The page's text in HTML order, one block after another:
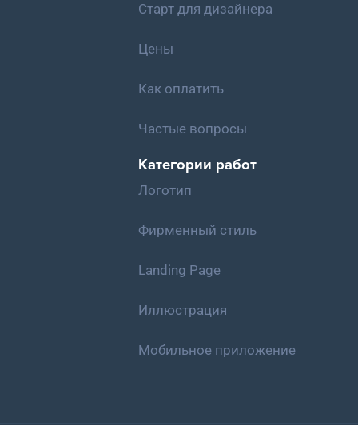
Старт для дизайнера
Цены
Как оплатить
Частые вопросы
Категории работ
Логотип
Фирменный стиль
Landing Page
Иллюстрация
Мобильное приложение